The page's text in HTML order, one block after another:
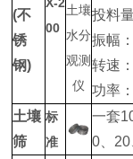
(不
锈
钢)
00
投料
振幅
转速
功率
土壤
筛
标
准
一套
0、20